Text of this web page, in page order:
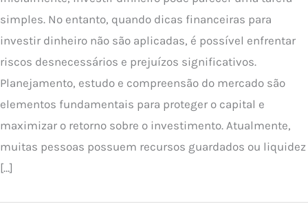
simples. No entanto, quando dicas financeiras para
investir dinheiro não são aplicadas, é possível enfrentar
riscos desnecessários e prejuízos significativos.
Planejamento, estudo e compreensão do mercado são
elementos fundamentais para proteger o capital e
maximizar o retorno sobre o investimento. Atualmente,
muitas pessoas possuem recursos guardados ou liquidez
[…]